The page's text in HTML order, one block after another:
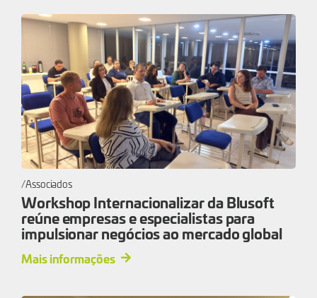
Associados
Workshop Internacionalizar da Blusoft
reúne empresas e especialistas para
impulsionar negócios ao mercado global
Mais informações